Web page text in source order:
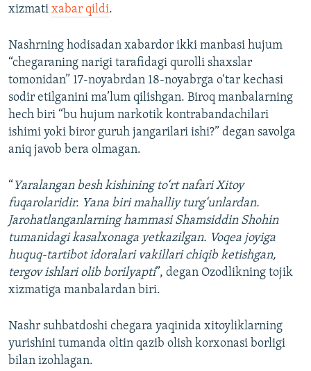
xizmati xabar qildi.
Nashrning hodisadan xabardor ikki manbasi hujum
“chegaraning narigi tarafidagi qurolli shaxslar
tomonidan” 17-noyabrdan 18-noyabrga o‘tar kechasi
sodir etilganini ma’lum qilishgan. Biroq manbalarning
hech biri “bu hujum narkotik kontrabandachilari
ishimi yoki biror guruh jangarilari ishi?” degan savolga
aniq javob bera olmagan.
“ Yaralangan besh kishining to‘rt nafari Xitoy
fuqarolaridir. Yana biri mahalliy turg‘unlardan.
Jarohatlanganlarning hammasi Shamsiddin Shohin
tumanidagi kasalxonaga yetkazilgan. Voqea joyiga
huquq-tartibot idoralari vakillari chiqib ketishgan,
tergov ishlari olib borilyapti”, degan Ozodlikning tojik
xizmatiga manbalardan biri.
Nashr suhbatdoshi chegara yaqinida xitoyliklarning
yurishini tumanda oltin qazib olish korxonasi borligi
bilan izohlagan.